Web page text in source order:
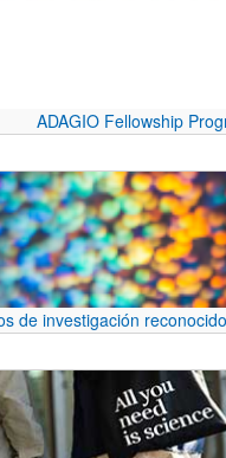
ADAGIO Fellowship
de investigación